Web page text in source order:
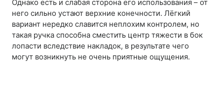
Однако есть и слабая сторона его использования – от
него сильно устают верхние конечности. Лёгкий
вариант нередко славится неплохим контролем, но
такая ручка способна сместить центр тяжести в бок
лопасти вследствие накладок, в результате чего
могут возникнуть не очень приятные ощущения.